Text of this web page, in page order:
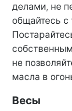
делами, не
общайтесь
не
масла в
Весы